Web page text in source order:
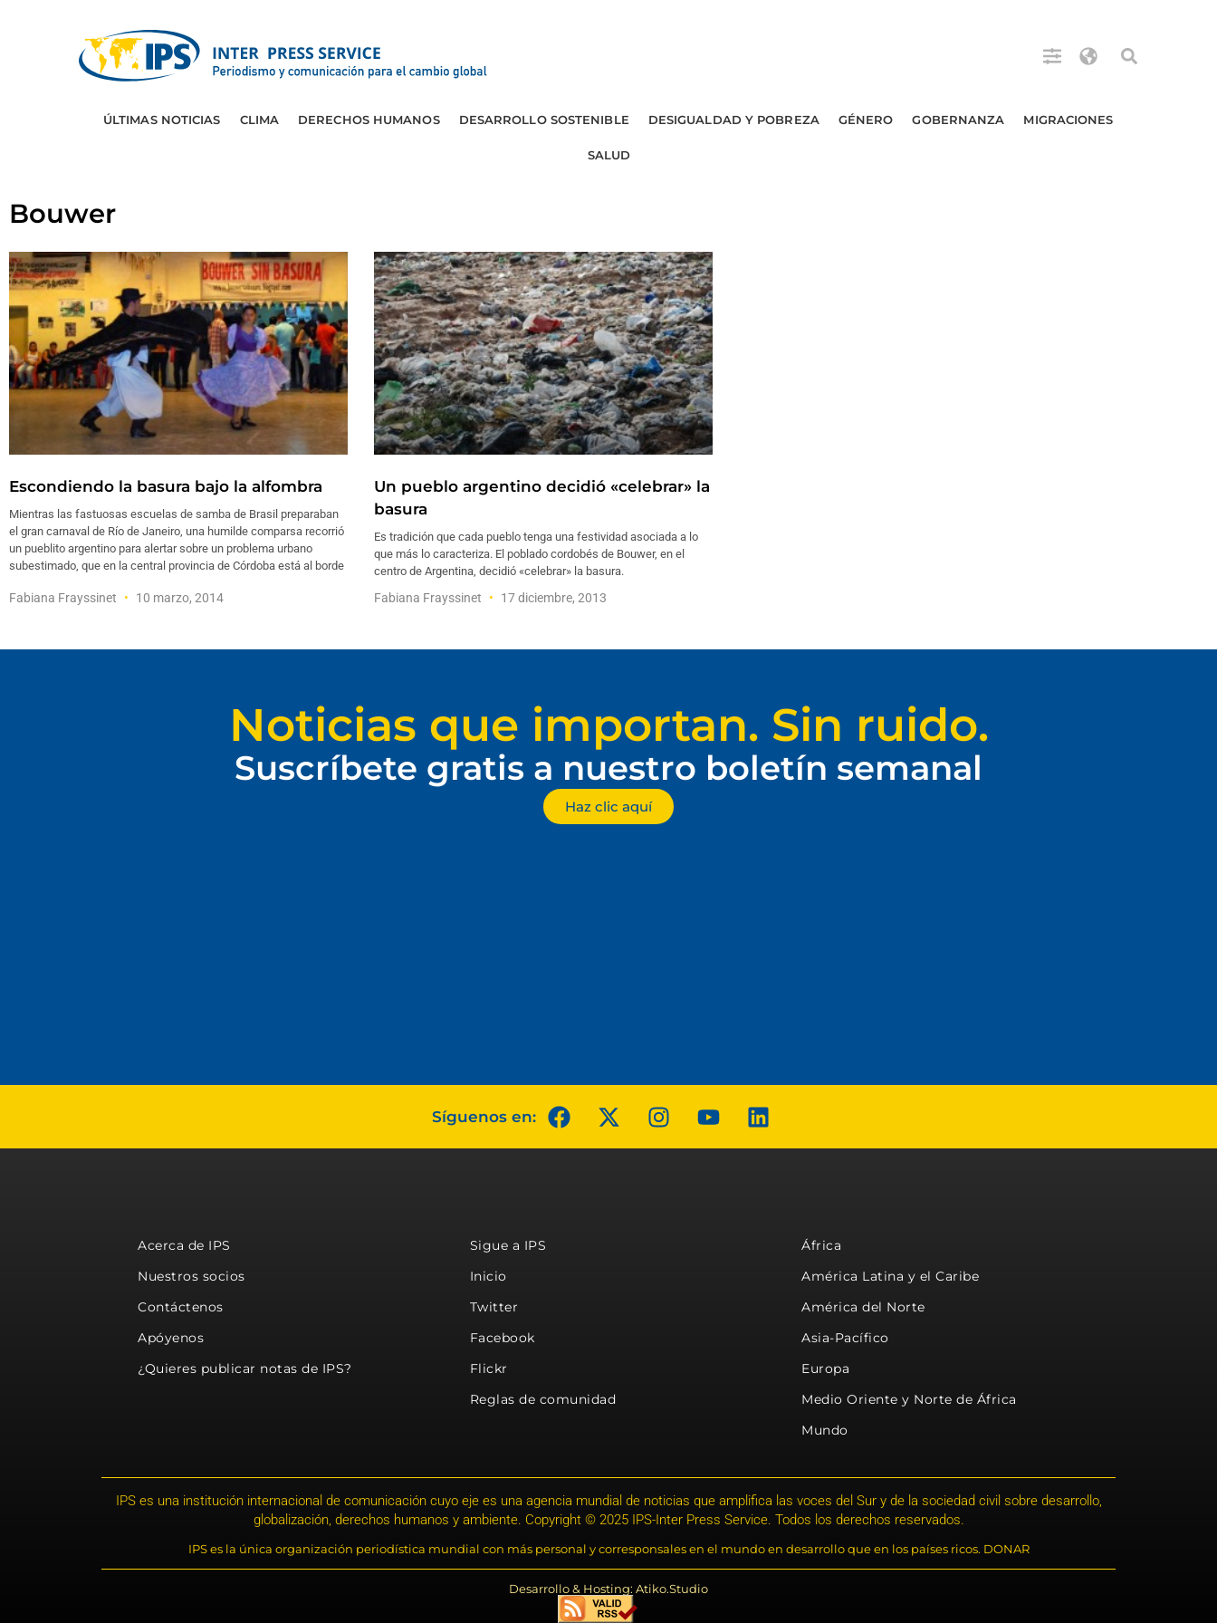
ÚLTIMAS NOTICIAS CLIMA DERECHOS HUMANOS DESARROLLO SOSTENIBLE DESIGUALDAD Y POBREZA GÉNERO GOBERNANZA MIGRACIONES
SALUD
Bouwer
Escondiendo la basura bajo la alfombra
Mientras las fastuosas escuelas de samba de Brasil preparaban
el gran carnaval de Río de Janeiro, una humilde comparsa recorrió
un pueblito argentino para alertar sobre un problema urbano
subestimado, que en la central provincia de Córdoba está al borde
Fabiana Frayssinet 10 marzo, 2014
Un pueblo argentino decidió «celebrar» la
basura
Es tradición que cada pueblo tenga una festividad asociada a lo
que más lo caracteriza. El poblado cordobés de Bouwer, en el
centro de Argentina, decidió «celebrar» la basura.
Fabiana Frayssinet 17 diciembre, 2013
Noticias que importan. Sin ruido.
Suscríbete gratis a nuestro boletín semanal
Haz clic aquí
Síguenos en:
Acerca de IPS
Nuestros socios
Contáctenos
Apóyenos
¿Quieres publicar notas de IPS?
Sigue a IPS
Inicio
Twitter
Facebook
Flickr
Reglas de comunidad
África
América Latina y el Caribe
América del Norte
Asia-Pacífico
Europa
Medio Oriente y Norte de África
Mundo
IPS es una institución internacional de comunicación cuyo eje es una agencia mundial de noticias que amplifica las voces del Sur y de la sociedad civil sobre desarrollo,
globalización, derechos humanos y ambiente. Copyright © 2025 IPS-Inter Press Service. Todos los derechos reservados.
IPS es la única organización periodística mundial con más personal y corresponsales en el mundo en desarrollo que en los países ricos. DONAR
Desarrollo & Hosting: Atiko.Studio